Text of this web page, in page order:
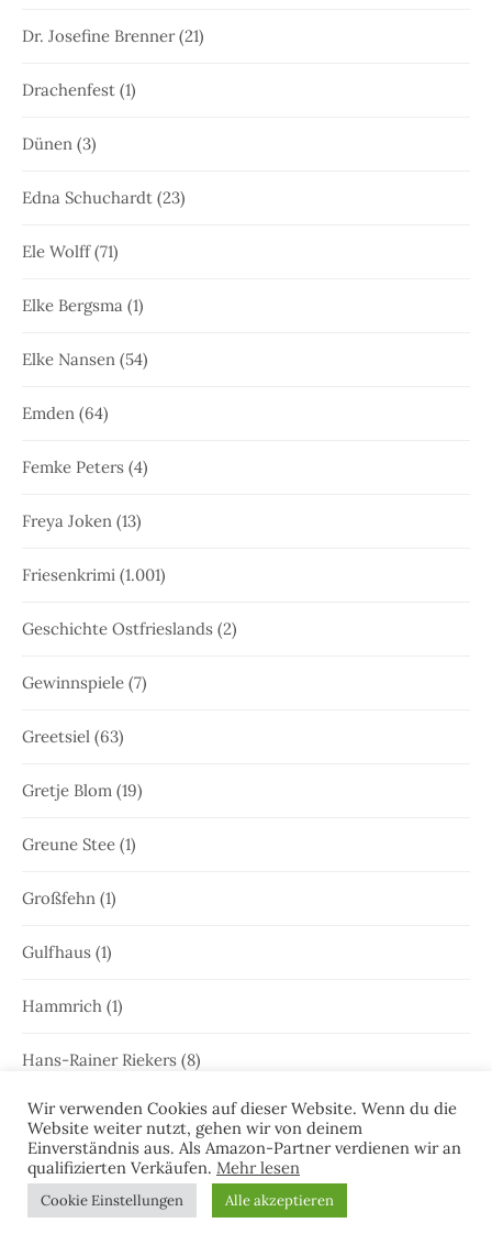
Dr. Josefine Brenner(21)
Drachenfest (1)
Dünen (3)
Edna Schuchardt (23)
Ele Wolff(71)
Elke Bergsma (1)
Elke Nansen (54)
Emden (64)
Femke Peters (4)
Freya Joken (13)
Friesenkrimi (1.001)
Geschichte Ostfrieslands (2)
Gewinnspiele (7)
Greetsiel (63)
Gretje Blom (19)
Greune Stee (1)
Großfehn (1)
Gulfhaus (1)
Hammrich (1)
Hans-Rainer Riekers (8)
Harlesiel(9)
Hauke Holjansen(5)
Hedda Böttcher(23)
Wir verwenden Cookies auf dieser Website. Wenn du die
Website weiter nutzt, gehen wir von deinem
Einverständnis aus. Als Amazon-Partner verdienen wir an
qualifizierten Verkäufen. Mehr lesen
Cookie Einstellungen Alle akzeptieren